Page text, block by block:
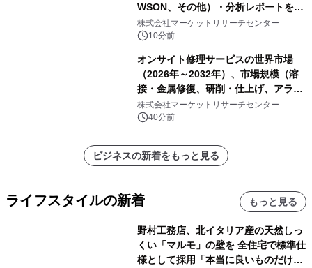
WSON、その他）・分析レポートを発
表
株式会社マーケットリサーチセンター
10分前
オンサイト修理サービスの世界市場
（2026年～2032年）、市場規模（溶
接・金属修復、研削・仕上げ、アライ
メント、その他）・分析レポートを発
表
株式会社マーケットリサーチセンター
40分前
ビジネスの新着をもっと見る
ライフスタイルの新着 もっと見る
野村工務店、北イタリア産の天然しっ
くい「マルモ」の壁を 全住宅で標準仕
様として採用「本当に良いものだけに